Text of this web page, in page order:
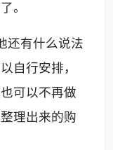
。
还有什么说法
自行安排，
可以不再做
理出来的购